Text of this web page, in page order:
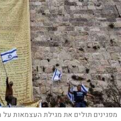
מפגינים תולים את מגילת העצמאות על